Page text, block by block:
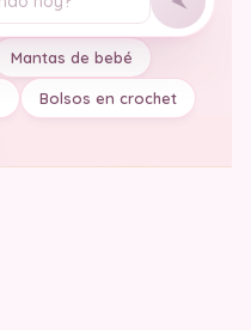
Mantas de bebé
Bolsos en crochet